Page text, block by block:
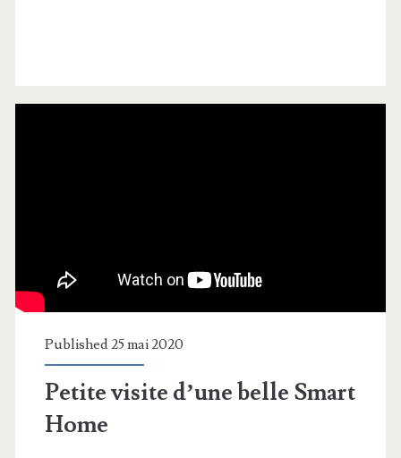
Published 25 mai 2020
Petite visite d’une belle Smart
Home